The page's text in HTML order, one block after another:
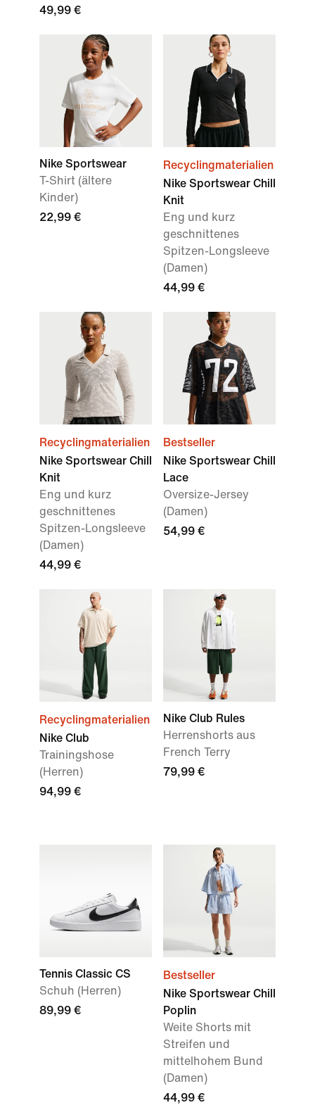
49,99 €
Nike Sportswear
T-Shirt (ältere
Kinder)
22,99 €
Recyclingmaterialien
Nike Sportswear Chill
Knit
Eng und kurz
geschnittenes
Spitzen-Longsleeve
(Damen)
44,99 €
Recyclingmaterialien
Nike Sportswear Chill
Knit
Eng und kurz
geschnittenes
Spitzen-Longsleeve
(Damen)
44,99 €
Bestseller
Nike Sportswear Chill
Lace
Oversize-Jersey
(Damen)
54,99 €
Recyclingmaterialien
Nike Club
Trainingshose
(Herren)
94,99 €
Nike Club Rules
Herrenshorts aus
French Terry
79,99 €
Tennis Classic CS
Schuh (Herren)
89,99 €
Bestseller
Nike Sportswear Chill
Poplin
Weite Shorts mit
Streifen und
mittelhohem Bund
(Damen)
44,99 €